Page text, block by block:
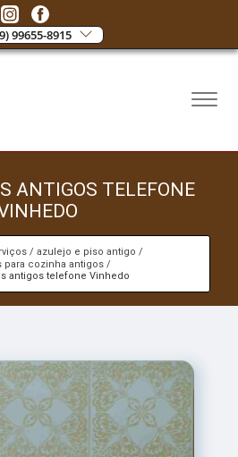
99655-8915
ANTIGOS TELEFONE
azulejo e piso antigo
para cozinha antigos
antigos telefone Vinhedo